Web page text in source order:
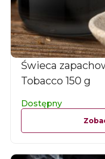
Świeca
Tobacco 150 g
Dostępny